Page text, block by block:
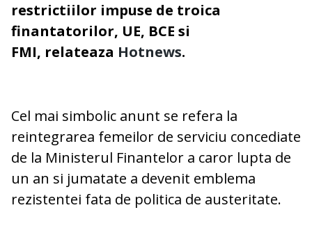
restrictiilor impuse de troica
finantatorilor, UE, BCE si
FMI, relateaza Hotnews.
Cel mai simbolic anunt se refera la
reintegrarea femeilor de serviciu concediate
de la Ministerul Finantelor a caror lupta de
un an si jumatate a devenit emblema
rezistentei fata de politica de austeritate.